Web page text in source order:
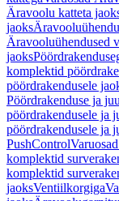
Äravoolu katteta
jaoks
Äravooluühendused
jaoks
komplektid
pöördrakendusele
Pöördrakenduse ja
pöördrakendusele ja
pöördrakendusele ja
PushControl
komplektid
komplektid
jaoksVentiilkorgiga